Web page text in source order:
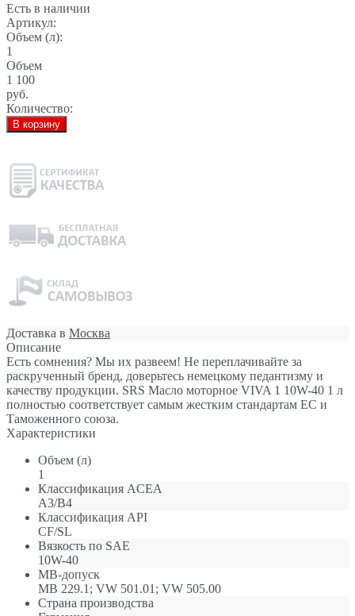
Есть в наличии
Артикул:
Объем (л):
1
Объем
1 100
руб.
Количество:
В корзину
Доставка в Москва
Описание
Есть сомнения? Мы их развеем! Не переплачивайте за
раскрученный бренд, доверьтесь немецкому педантизму и
качеству продукции. SRS Масло моторное VIVA 1 10W-40 1 л
полностью соответствует самым жестким стандартам ЕС и
Таможенного союза.
Характеристики
Объем (л)
1
Классификация ACEA
A3/B4
Классификация API
CF/SL
Вязкость по SAE
10W-40
МB-допуск
MB 229.1; VW 501.01; VW 505.00
Страна производства